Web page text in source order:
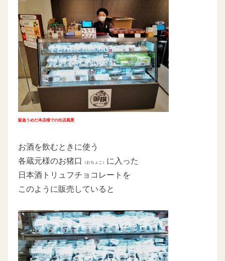
阪急うめだ本店様での出店風景
お酒を飲むときに使う
各蔵元様のお猪口
（おちょこ）
に入った
日本酒トリュフチョコレートを
このように販売していると